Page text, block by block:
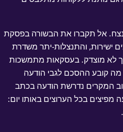
אל תקברו את הבשורה בפסקת
והתנצלות-יתר משדרת
מוצדק. בעסקאות מתמשכות
קובע ההסכם לגבי הודעה
נדרשת הודעה בכתב
בכל הערוצים באותו יום: